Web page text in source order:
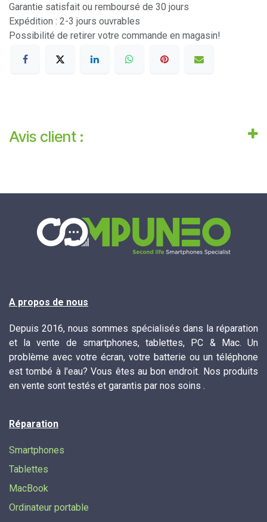
Garantie satisfait ou remboursé de 30 jours
Expédition : 2-3 jours ouvrables
Possibilité de retirer votre commande en magasin!
Avis client :
A propos de nous
Depuis 2016, nous sommes spécialisés dans la réparation
et la vente de smartphones, tablettes, PC & Mac. Un
problème avec votre écran, votre batterie ou un téléphone
est tombé à l'eau? Vous êtes au bon endroit. Nos produits
en vente sont testés et garantis par nos soins .
Réparation
Smartphones
Tablettes
MacBook
Ordinateur portable